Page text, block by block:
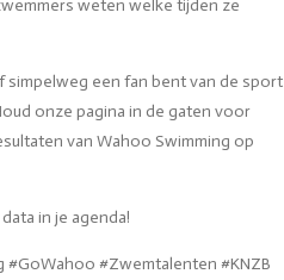
weten welke tijden ze
simpelweg een fan bent van de sport
onze pagina in de gaten voor
van Wahoo Swimming op
in je agenda!
#GoWahoo #Zwemtalenten #KNZB